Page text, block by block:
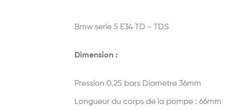
Bmw serie 5 E34 TD - TDS
Dimension :
Pression 0.25 bars Diametre 36mm
Longueur du corps de la pompe : 66mm